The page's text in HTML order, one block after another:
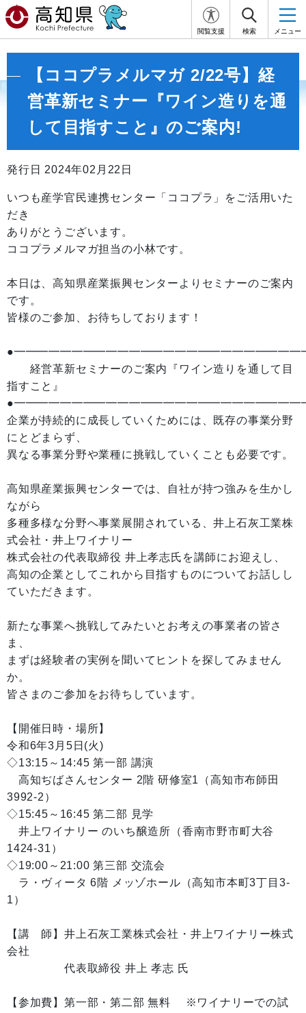
閲覧支援 検索 メニュー
【ココプラメルマガ 2/22号】経
営革新セミナー『ワイン造りを通
して目指すこと』のご案内!
発行日 2024年02月22日
いつも産学官民連携センター「ココプラ」をご活用いた
だき
ありがとうございます。
ココプラメルマガ担当の小林です。
本日は、高知県産業振興センターよりセミナーのご案内
です。
皆様のご参加、お待ちしております！
経営革新セミナーのご案内『ワイン造りを通して目
指すこと』
企業が持続的に成長していくためには、既存の事業分野
にとどまらず、
異なる事業分野や業種に挑戦していくことも必要です。
高知県産業振興センターでは、自社が持つ強みを生かし
ながら
多種多様な分野へ事業展開されている、井上石灰工業株
式会社・井上ワイナリー
株式会社の代表取締役 井上孝志氏を講師にお迎えし、
高知の企業としてこれから目指すものについてお話しし
ていただきます。
新たな事業へ挑戦してみたいとお考えの事業者の皆さ
ま、
まずは経験者の実例を聞いてヒントを探してみません
か。
皆さまのご参加をお待ちしています。
【開催日時・場所】
令和6年3月5日(火)
◇13:15～14:45 第一部 講演
高知ぢばさんセンター 2階 研修室1（高知市布師田
3992-2）
◇15:45～16:45 第二部 見学
井上ワイナリー のいち醸造所（香南市野市町大谷
1424-31）
◇19:00～21:00 第三部 交流会
ラ・ヴィータ 6階 メッゾホール（高知市本町3丁目3-
1）
【講 師】井上石灰工業株式会社・井上ワイナリー株式
会社
代表取締役 井上 孝志 氏
【参加費】第一部・第二部 無料 ※ワイナリーでの試